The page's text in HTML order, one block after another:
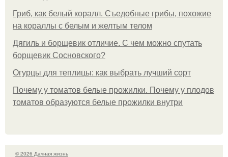
Гриб, как белый коралл. Съедобные грибы, похожие
на кораллы с белым и желтым телом
Дягиль и борщевик отличие. С чем можно спутать
борщевик Сосновского?
Огурцы для теплицы: как выбрать лучший сорт
Почему у томатов белые прожилки. Почему у плодов
томатов образуются белые прожилки внутри
© 2026 Дачная жизнь